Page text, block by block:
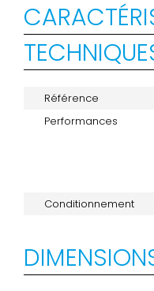
Référence
Performances
Conditionnement